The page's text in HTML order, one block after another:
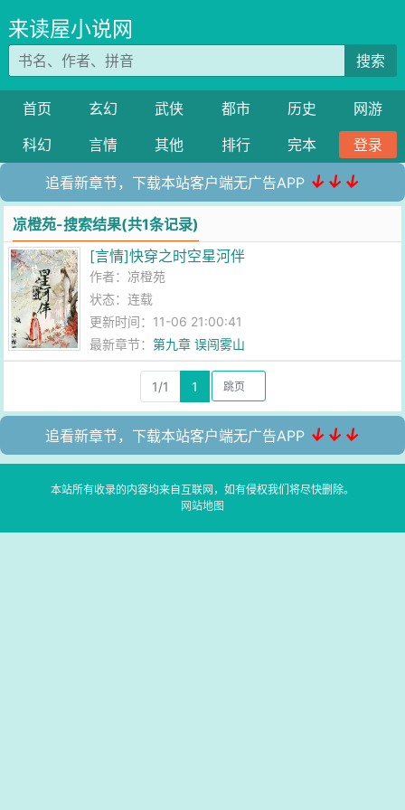
来读屋小说网
搜索
首页 玄幻 武侠 都市 历史
网游
科幻
言情 其他 排行 完本 登录
追看新章节，下载本站客户端无广告APP ↓↓↓
凉橙苑-搜索结果(共1条记录)
[言情]快穿之时空星河伴
作者： 凉橙苑
状态：连载
更新时间：11-06 21:00:41
最新章节：第九章 误闯雾山
1/1 1
追看新章节，下载本站客户端无广告APP ↓↓↓
本站所有收录的内容均来自互联网，如有侵权我们将尽快删除。
网站地图